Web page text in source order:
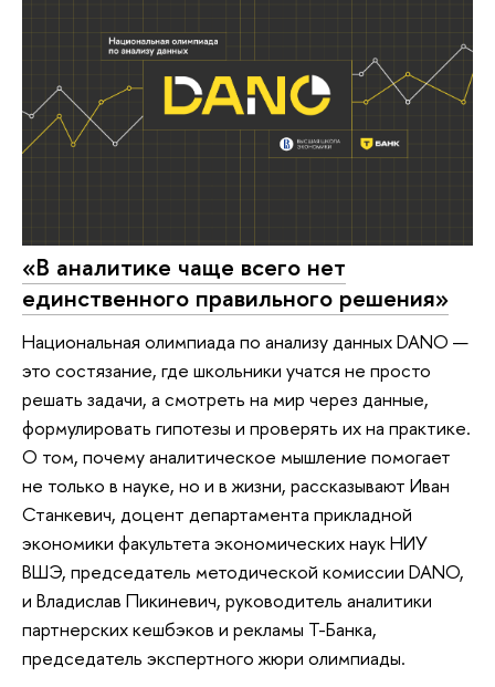
«В аналитике чаще всего нет
единственного правильного решения»
Национальная олимпиада по анализу данных DANO —
это состязание, где школьники учатся не просто
решать задачи, а смотреть на мир через данные,
формулировать гипотезы и проверять их на практике.
О том, почему аналитическое мышление помогает
не только в науке, но и в жизни, рассказывают Иван
Станкевич, доцент департамента прикладной
экономики факультета экономических наук НИУ
ВШЭ, председатель методической комиссии DANO,
и Владислав Пикиневич, руководитель аналитики
партнерских кешбэков и рекламы Т-Банка,
председатель экспертного жюри олимпиады.